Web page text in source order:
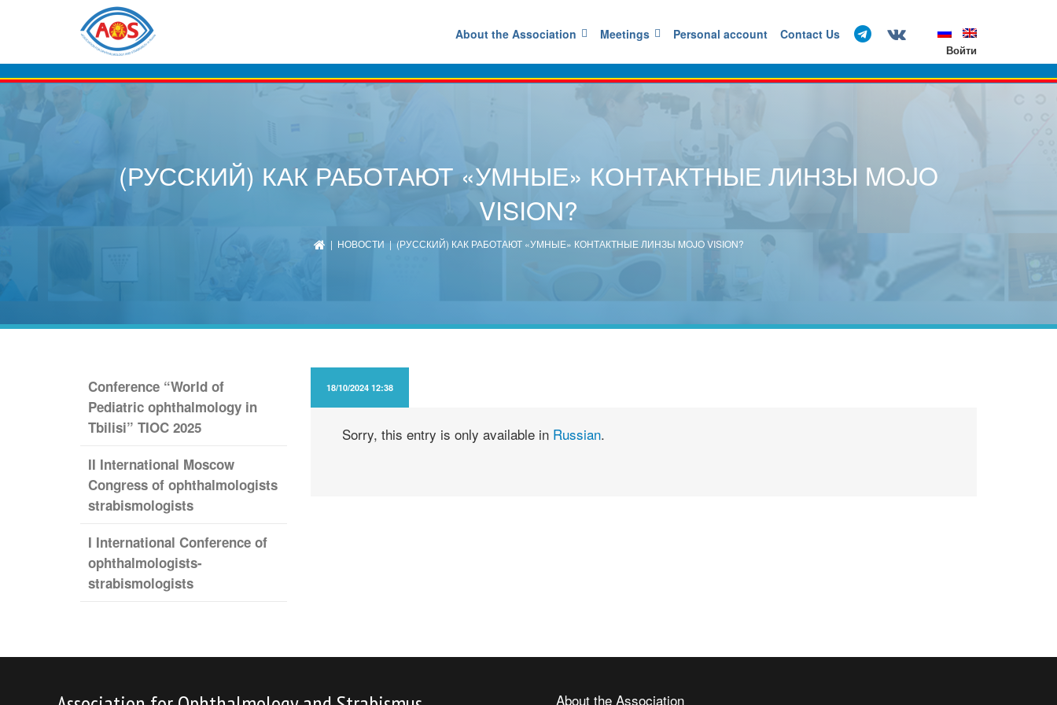
Войти
About the Association Meetings Personal account Contact Us
(РУССКИЙ) КАК РАБОТАЮТ «УМНЫЕ» КОНТАКТНЫЕ ЛИНЗЫ MOJO
VISION?
| НОВОСТИ | (РУССКИЙ) КАК РАБОТАЮТ «УМНЫЕ» КОНТАКТНЫЕ ЛИНЗЫ MOJO VISION?
Conference “World of
Pediatric ophthalmology in
Tbilisi” TIOC 2025
II International Moscow
Congress of ophthalmologists
strabismologists
I International Conference of
ophthalmologists-
strabismologists
18/10/2024 12:38
Sorry, this entry is only available in Russian.
About the Association